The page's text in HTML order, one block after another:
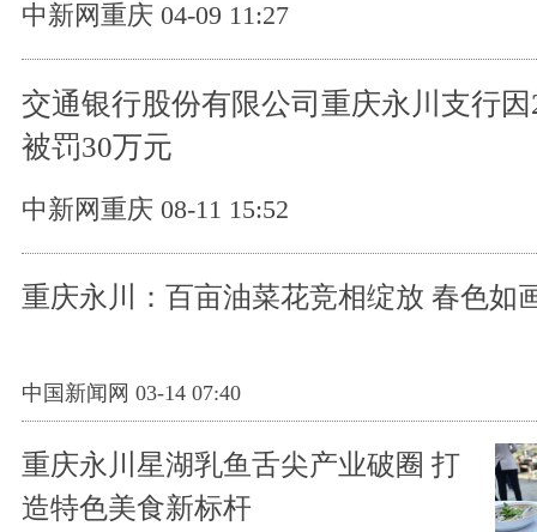
中新网重庆 04-09 11:27
交通银行股份有限公司重庆永川支行
被罚30万元
中新网重庆 08-11 15:52
重庆永川：百亩油菜花竞相绽放 春色如
中国新闻网 03-14 07:40
重庆永川星湖乳鱼舌尖产业破圈 打
造特色美食新标杆